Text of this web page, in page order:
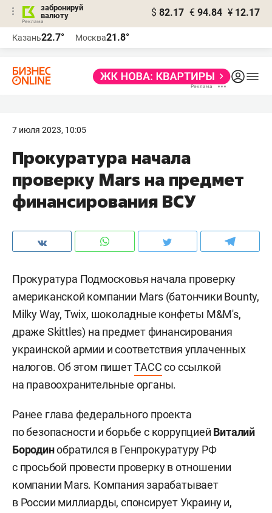
забронируй
валюту
$ 82.17 € 94.84 ¥ 12.17
Казань22.7° Москва21.8°
7 июля 2023, 10:05
Прокуратура начала
проверку Mars на предмет
финансирования ВСУ
Прокуратура Подмосковья начала проверку
американской компании Mars (батончики Bounty,
Milky Way, Twix, шоколадные конфеты M&M's,
драже Skittles) на предмет финансирования
украинской армии и соответствия уплаченных
налогов. Об этом пишетТАССсо ссылкой
на правоохранительные органы.
Ранее глава федерального проекта
по безопасности и борьбе с коррупцией Виталий
Бородинобратился в Генпрокуратуру РФ
с просьбой провести проверку в отношении
компании Mars. Компания зарабатывает
в России миллиарды, спонсирует Украину и,